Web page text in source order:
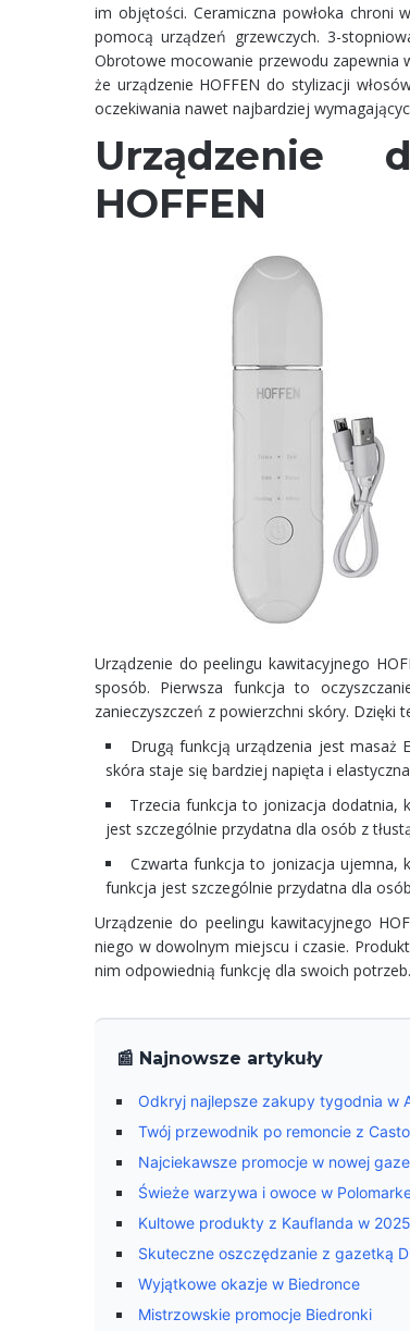
im objętości. Ceramiczna powłoka chroni
pomocą urządzeń grzewczych. 3-
Obrotowe mocowanie przewodu zapewnia
że urządzenie HOFFEN do stylizacji
oczekiwania nawet najbardziej
Urządzenie
HOFFEN
Urządzenie do peelingu kawitacyjnego
sposób. Pierwsza funkcja to
zanieczyszczeń z powierzchni skóry. Dzięki
Drugą funkcją urządzenia jest masaż
skóra staje się bardziej napięta i
Trzecia funkcja to jonizacja dodatnia,
jest szczególnie przydatna dla osób z
Czwarta funkcja to jonizacja ujemna,
funkcja jest szczególnie przydatna dla
Urządzenie do peelingu kawitacyjnego
niego w dowolnym miejscu i czasie.
nim odpowiednią funkcję dla swoich potrzeb.
📰 Najnowsze artykuły
Odkryj najlepsze zakupy tygodnia w
Twój przewodnik po remoncie z
Najciekawsze promocje w nowej
Świeże warzywa i owoce w
Kultowe produkty z Kauflanda w
Skuteczne oszczędzanie z gazetką
Wyjątkowe okazje w Biedronce
Mistrzowskie promocje Biedronki